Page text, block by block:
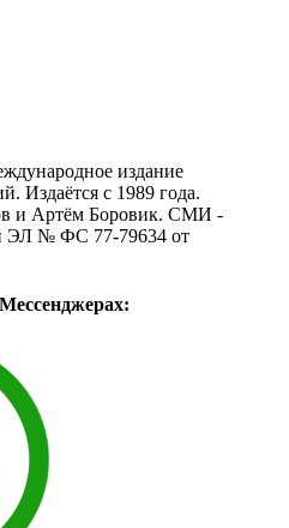
издание
Издаётся с 1989 года.
и Артём Боровик. CМИ -
ЭЛ № ФС 77-79634 от